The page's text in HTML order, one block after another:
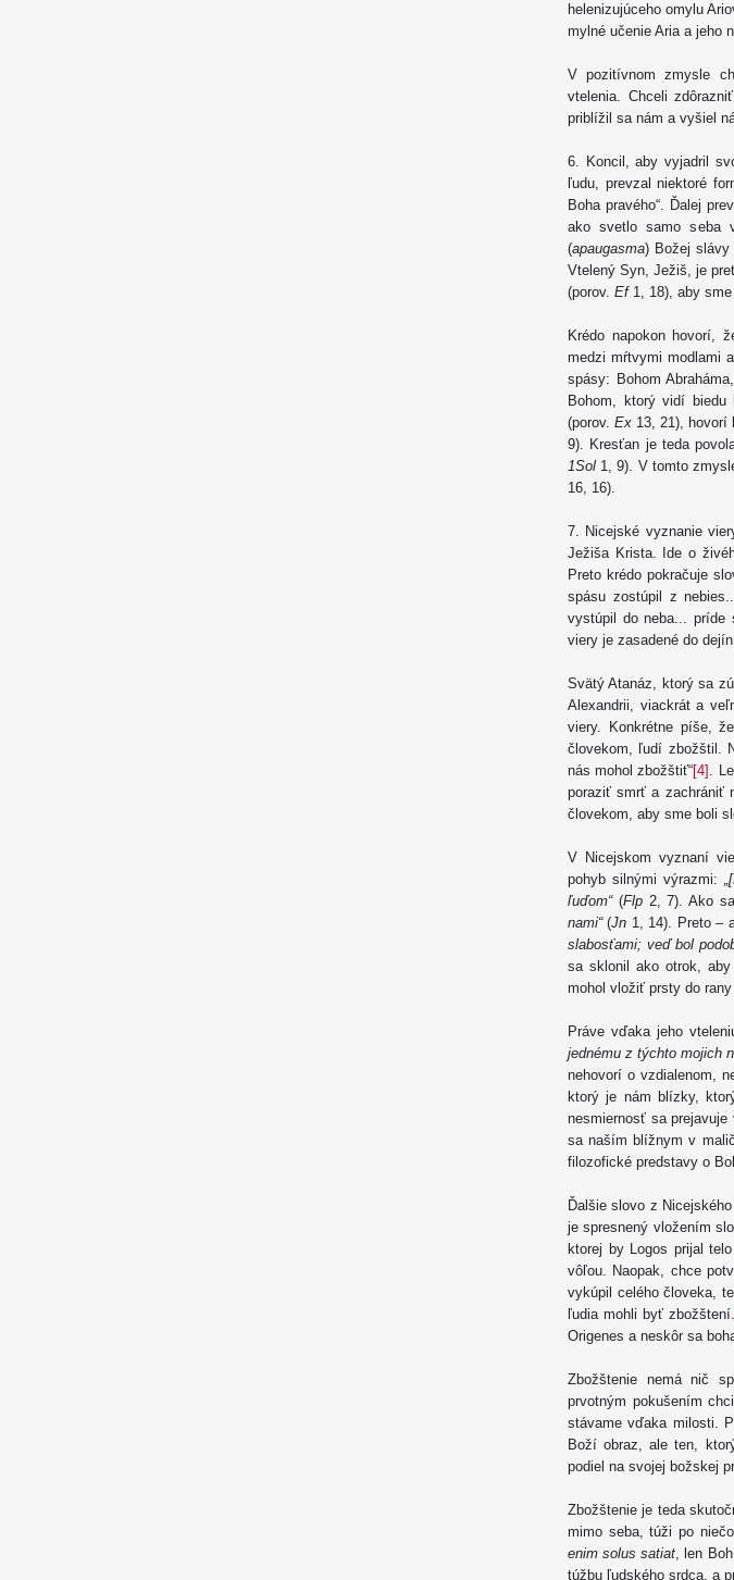
helenizujúceho omylu
mylné učenie Aria a jeho
V pozitívnom zmysle
vtelenia. Chceli
priblížil sa nám a vyšiel
6. Koncil, aby vyjadril
ľudu, prevzal niektoré
Boha pravého“. Ďalej
ako svetlo samo seba
(apaugasma) Božej slávy
Vtelený Syn, Ježiš, je
(porov. Ef 1, 18), aby
Krédo napokon hovorí,
medzi mŕtvymi modlami
spásy: Bohom
Bohom, ktorý vidí
(porov.Ex 13, 21), hovorí
9). Kresťan je teda
1Sol 1, 9). V tomto
16, 16).
7. Nicejské vyznanie
Ježiša Krista. Ide o
Preto krédo pokračuje
spásu zostúpil z
vystúpil do neba... príde
viery je zasadené do
Svätý Atanáz, ktorý sa
Alexandrii, viackrát a
viery. Konkrétne píše,
človekom, ľudí zbožštil.
nás mohol zbožštiť“[4] .
poraziť smrť a zachrániť
človekom, aby sme boli
V Nicejskom vyznaní
pohyb silnými výrazmi:
ľuďom“(Flp2, 7). Ako
nami“(Jn 1, 14). Preto –
slabosťami; veď bol
sa sklonil ako otrok,
mohol vložiť prsty do
Práve vďaka jeho
jednému z týchto mojich
nehovorí o vzdialenom,
ktorý je nám blízky,
nesmiernosť sa
sa naším blížnym v
filozofické predstavy o
Ďalšie slovo z
je spresnený vložením
ktorej by Logos prijal
vôľou. Naopak, chce
vykúpil celého človeka,
ľudia mohli byť zbožštení.
Origenes a neskôr sa
Zbožštenie nemá nič
prvotným pokušením
stávame vďaka milosti.
Boží obraz, ale ten,
podiel na svojej božskej
Zbožštenie je teda
mimo seba, túži po
enim solus satiat, len
túžbu ľudského srdca, a